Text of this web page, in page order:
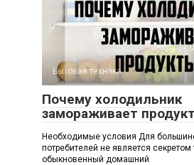
Бытовая техника
Почему холодильник
замораживает
Необходимые условия Для
потребителей не является
обыкновенный домашний